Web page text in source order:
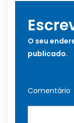
O seu
publicado.
Comentário